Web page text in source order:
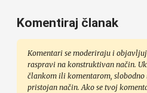
Komentiraj članak
Komentari se moderiraju i
raspravi na konstruktivan način.
člankom ili komentarom, slobodno
pristojan način. Ako se tvoj